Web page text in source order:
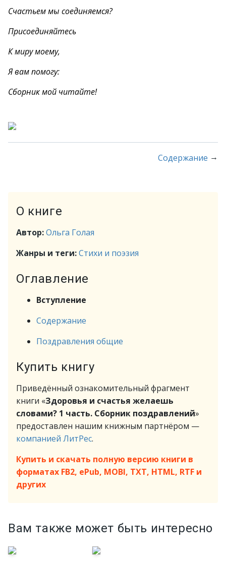
Счастьем мы соединяемся?
Присоединяйтесь
К миру моему,
Я вам помогу:
Сборник мой читайте!
Содержание →
О книге
Автор:Ольга Голая
Жанры и теги:Стихи и поэзия
Оглавление
Вступление
Содержание
Поздравления общие
Купить книгу
Приведённый ознакомительный фрагмент
книги «Здоровья и счастья желаешь
словами? 1 часть. Сборник поздравлений»
предоставлен нашим книжным партнёром —
компанией ЛитРес.
Купить и скачать полную версию книги в
форматах FB2, ePub, MOBI, TXT, HTML, RTF и
других
Вам также может быть интересно